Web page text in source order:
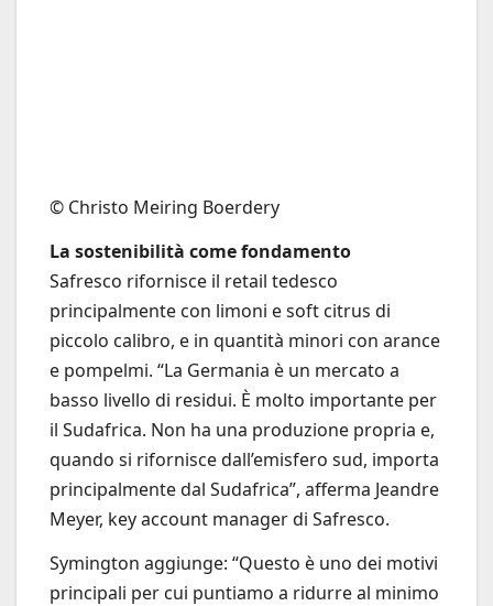
© Christo Meiring Boerdery
La sostenibilità come fondamento
Safresco rifornisce il retail tedesco
principalmente con limoni e soft citrus di
piccolo calibro, e in quantità minori con arance
e pompelmi. “La Germania è un mercato a
basso livello di residui. È molto importante per
il Sudafrica. Non ha una produzione propria e,
quando si rifornisce dall’emisfero sud, importa
principalmente dal Sudafrica”, afferma Jeandre
Meyer, key account manager di Safresco.
Symington aggiunge: “Questo è uno dei motivi
principali per cui puntiamo a ridurre al minimo